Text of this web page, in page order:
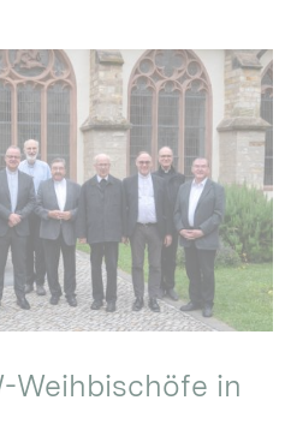
Weihbischöfe in